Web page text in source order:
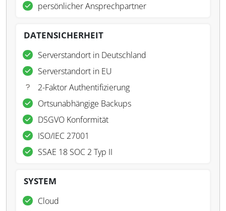
persönlicher Ansprechpartner
DATENSICHERHEIT
Serverstandort in Deutschland
Serverstandort in EU
2-Faktor Authentifizierung
Ortsunabhängige Backups
DSGVO Konformität
ISO/IEC 27001
SSAE 18 SOC 2 Typ II
SYSTEM
Cloud